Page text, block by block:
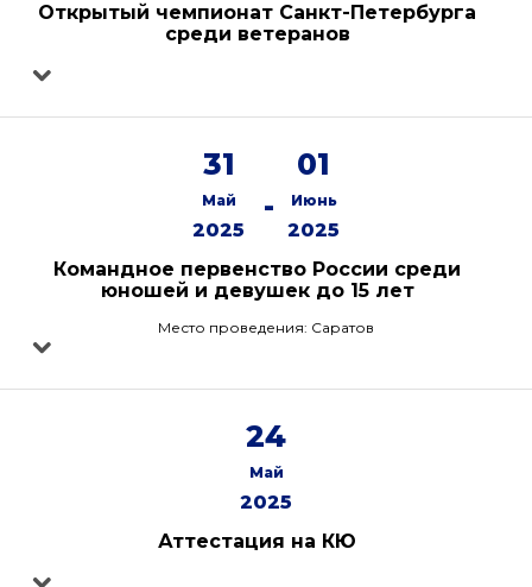
Открытый чемпионат Санкт-Петербурга
среди ветеранов
31
Май
2025
-
01
Июнь
2025
Командное первенство России среди
юношей и девушек до 15 лет
Место проведения: Саратов
24
Май
2025
Аттестация на КЮ